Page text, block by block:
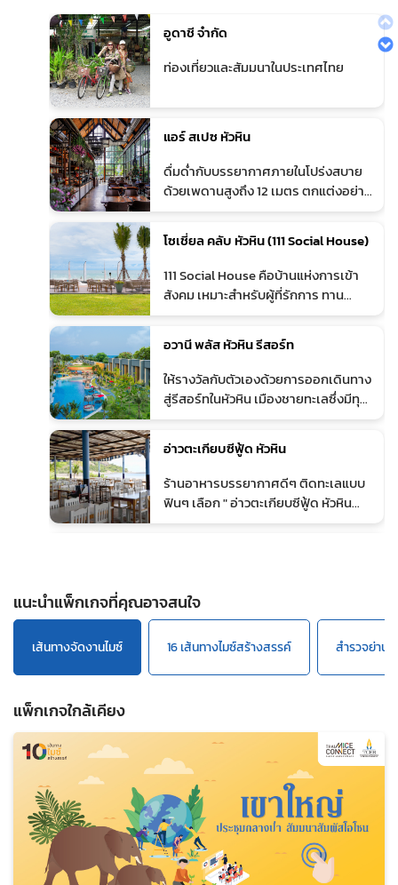
อูดาชี จำกัด
ท่องเที่ยวและสัมมนาในประเทศไทย
แอร์ สเปซ หัวหิน
ดื่มด่ำกับบรรยากาศภายในโปร่งสบาย
ด้วยเพดานสูงถึง 12 เมตร ตกแต่งอย่าง
มีเอกลักษณ์ ผสานความดิบเท่ห์เข้ากับ
ความทันสมัย คว้ารางวัลระดับโลก
World's Best Restaurant Interior จาก
INSIDE World's Festival of Interiors
รับประกันการออกแบบที่ไม่เหมือนใคร
สไตล์ Industrial Punk รังสรรค์เมนู
อร่อยแบบ #คาวหวานครบจบที่เดียว
และมีที่จอดรถได้กว่า 40 คัน
โซเชี่ยล คลับ หัวหิน (111 Social House)
111 Social House คือบ้านแห่งการเข้า
สังคม เหมาะสำหรับผู้ที่รักการ ทาน
อาหาร กินดื่ม สังสรรค์ ชิล และ
สนุกสนานในบรรยากาศสบายๆ รายล้อม
ด้วยธรรมชาติ แตกต่างจากที่อื่นด้วย
การผสมผสานชายหาด ทะเล และ สวน
เข้ากับบ้านสไตล์สุดคลาสสิกของหัวหิน
ไว้ได้อย่างลงตัว นอกจากนี้ยังมีกิจกรรม
กลางแจ้ง ทำให้คุณสามารถพักผ่อนและ
เวลาของวัน
อวานี พลัส หัวหิน รีสอร์ท
ให้รางวัลกับตัวเองด้วยการออกเดินทาง
สู่รีสอร์ทในหัวหิน เมืองชายทะเลซึ่งมีทุก
สิ่งที่นักเดินทางมองหา ที่อวานี พลัส
หัวหิน รีสอร์ท ไม่ว่าจะย่างก้าวลงบนผืน
ทรายนุ่มละเอียด หรือวาดลวดลายบน
ฟลอร์เต้นรำ คุณก็จะได้สัมผัส
ประสบการณ์ที่โดนใจ พร้อมทั้งเรื่องราว
มากมายที่ชวนให้ตื่นเต้น และหลากหลาย
- ห้องบอลรูมที่ใหญ่ที่สุดในหัวหิน - เบรซ
ซ่า ห้องอาหารริมชายหาด -เพียง 2
สถานีชาร์จรถยนต์ไฟฟ้า เมอร์เซเดส-
เบนซ์ - อวานีคลับ เอ็กเซ็กคิวทีฟ เลาจน์
อ่าวตะเกียบซีฟู้ด หัวหิน
ร้านอาหารบรรยากาศดีๆ ติดทะเลแบบ
ฟินๆ เลือก " อ่าวตะเกียบซีฟู้ด หัวหิน
"ร้านตั้งอยู่บนหาดหัวดอน ตัวร้านยกสูง
ด้วยเนื้อและไข่ปูเน้นๆ และอีกหนึ่งเมนู
ยอดฮิตคือ " หอยนางรมสุราษฯ " เนื้อ
แน่นๆ หวานฉ่ำ เสิร์ฟพร้อมเครื่องเคียง
และอีกหลากหลายเมนูความอร่อยเหมาะ
สัมมนาบริษัท ตลอดจนร้านเรายังมี
บริการเดลิเวอรี่อาหารทะเลไปยังบ้านพัก
พูลวิลล่า คอนโด โรงแรมอีกด้วยใครที่มา
เที่ยวหัวหินอย่าลืมเเวะมาที่ อ่าวตะเกียบซี
ฟู้ด ให้พี่วาฬดูแลมื้อพิเศษสำหรับคุณนะ
คะ พี่วาฬยินดีต้อนรับเสมอค่าา
700 ไร่ มีไฮไลท์คือ “เส้นทางศึกษา
ธรรมชาติป่าชายเลน” ระยะทางกว่า 1
กิโลเมตร ป่าชายเลนอายุ 100 ปีที่มี
แนะนำแพ็กเกจที่คุณอาจสนใจ
เส้นทางจัดงานไมซ์ 16 เส้นทางไมซ์สร้างสรรค์ สำรวจย่าน
แพ็กเกจใกล้เคียง